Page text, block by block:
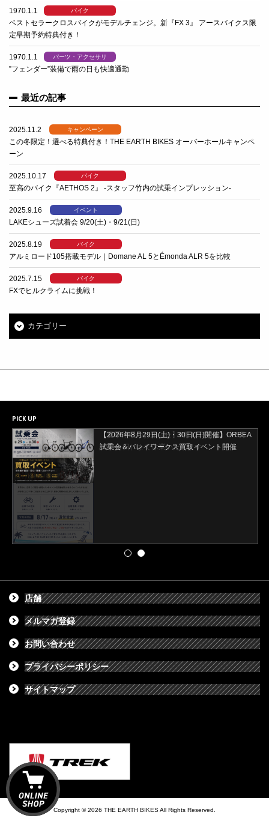
1970.1.1 バイク
ベストセラークロスバイクがモデルチェンジ。新『FX 3』 アースバイクス限
定早期予約特典付き！
1970.1.1 パーツ・アクセサリ
”フェンダー”装備で雨の日も快適通勤
最近の記事
2025.11.2 キャンペーン
この冬限定！選べる特典付き！THE EARTH BIKES オーバーホールキャンペ
ーン
2025.10.17 バイク
至高のバイク『AETHOS 2』 -スタッフ竹内の試乗インプレッション-
2025.9.16 イベント
LAKEシューズ試着会 9/20(土)・9/21(日)
2025.8.19 バイク
アルミロード105搭載モデル｜Domane AL 5とÉmonda ALR 5を比較
2025.7.15 バイク
FXでヒルクライムに挑戦！
カテゴリー
PICK UP
【2026年8月29日(土)・30日(日)開催】ORBEA
試乗会＆バレイワークス買取イベント開催
店舗
メルマガ登録
お問い合わせ
プライバシーポリシー
サイトマップ
Copyright © 2026 THE EARTH BIKES All Rights Reserved.